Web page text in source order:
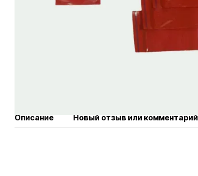
Описание Новый отзыв или комментарий